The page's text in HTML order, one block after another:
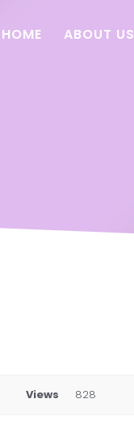
HOME ABOUT US
Views 828